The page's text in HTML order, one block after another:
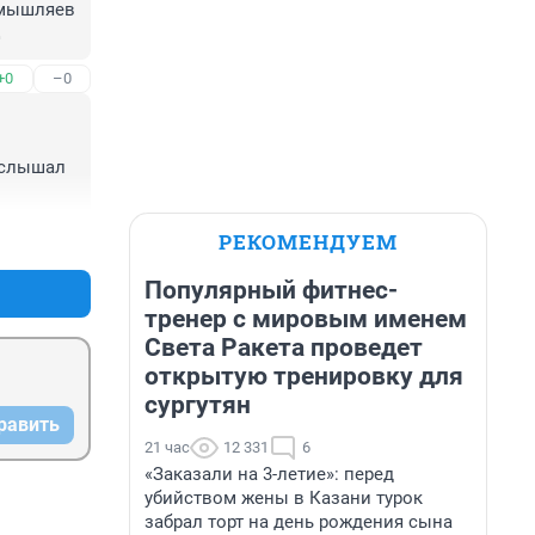
–0
РЕКОМЕНДУЕМ
Популярный фитнес-
тренер с мировым именем
Света Ракета проведет
открытую тренировку для
сургутян
21 час 12 331 6
«Заказали на 3-летие»: перед
убийством жены в Казани турок
забрал торт на день рождения сына